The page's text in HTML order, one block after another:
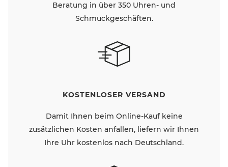
Beratung in über 350 Uhren- und
Schmuckgeschäften.
KOSTENLOSER VERSAND
Damit Ihnen beim Online-Kauf keine
zusätzlichen Kosten anfallen, liefern wir Ihnen
Ihre Uhr kostenlos nach Deutschland.